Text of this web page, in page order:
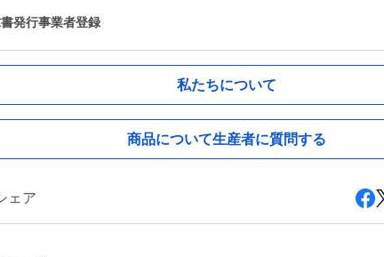
発行事業者登録
私たちについて
商品について生産者に質問する
ェア